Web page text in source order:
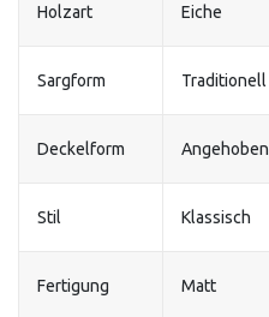
Holzart Eiche
Sargform Traditionell
Deckelform Angehoben
Stil Klassisch
Fertigung Matt